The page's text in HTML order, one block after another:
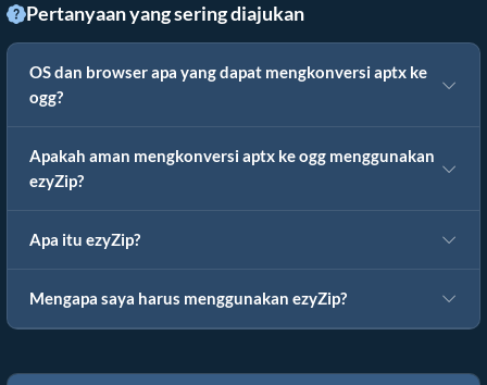
Pertanyaan yang sering diajukan
OS dan browser apa yang dapat mengkonversi aptx ke
ogg?
Apakah aman mengkonversi aptx ke ogg menggunakan
ezyZip?
Apa itu ezyZip?
Mengapa saya harus menggunakan ezyZip?